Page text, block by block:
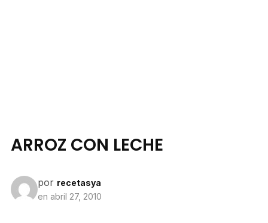
ARROZ CON LECHE
por recetasya
en abril 27, 2010